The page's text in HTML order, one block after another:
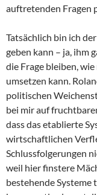
auftretenden Fragen
Tatsächlich bin ich
geben kann – ja, ihm
die Frage bleiben,
umsetzen kann.
politischen
bei mir auf
dass das etablierte
wirtschaftlichen
Schlussfolgerungen
weil hier finstere
bestehende